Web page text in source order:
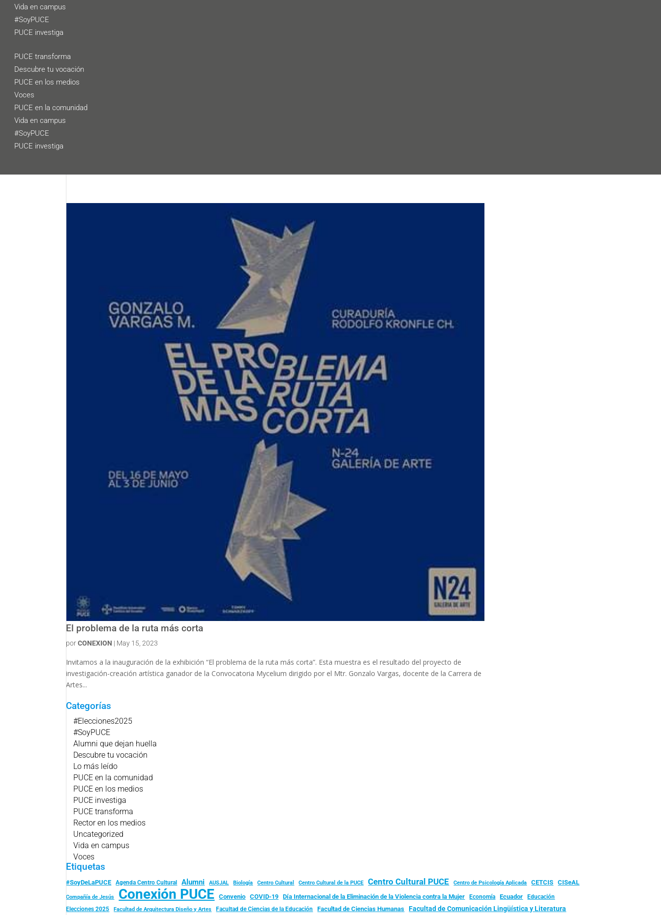
Vida en campus
#SoyPUCE
PUCE investiga
PUCE transforma
Descubre tu vocación
PUCE en los medios
Voces
PUCE en la comunidad
Vida en campus
#SoyPUCE
PUCE investiga
El problema de la ruta más corta
porCONEXION | May 15, 2023
Invitamos a la inauguración de la exhibición “El problema de la ruta más corta”. Esta muestra es el resultado del proyecto de
investigación-creación artística ganador de la Convocatoria Mycelium dirigido por el Mtr. Gonzalo Vargas, docente de la Carrera de
Artes...
Categorías
#Elecciones2025
#SoyPUCE
Alumni que dejan huella
Descubre tu vocación
Lo más leído
PUCE en la comunidad
PUCE en los medios
PUCE investiga
PUCE transforma
Rector en los medios
Uncategorized
Vida en campus
Voces
Etiquetas
#SoyDeLaPUCE Agenda Centro Cultural Alumni AUSJAL Biología Centro Cultural Centro Cultural de la PUCE Centro Cultural PUCE Centro de Psicología Aplicada CETCIS CISeAL
Compañía de Jesús Conexión PUCE Convenio COVID-19 Día Internacional de la Eliminación de la Violencia contra la Mujer Economía Ecuador
Educación
Elecciones 2025
Facultad de Arquitectura Diseño y Artes Facultad de Ciencias de la Educación Facultad de Ciencias Humanas Facultad de Comunicación Lingüística y Literatura